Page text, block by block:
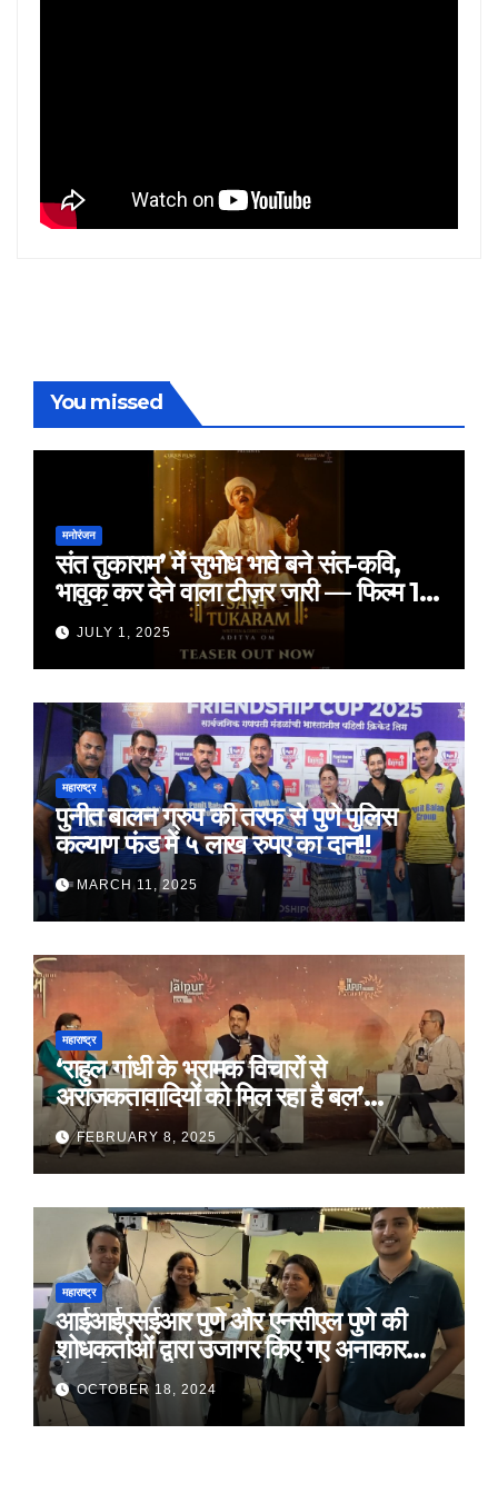
You missed
मनोरंजन
संत तुकाराम’ में सुभोध भावे बने संत-कवि,
भावुक कर देने वाला टीज़र जारी — फिल्म 18
जुलाई 2025 को होगी रिलीज़
JULY 1, 2025
महाराष्ट्र
पुनीत बालन ग्रुप की तरफ से पुणे पुलिस
कल्याण फंड में ५ लाख रुपए का दान!!
MARCH 11, 2025
महाराष्ट्र
‘राहुल गांधी के भ्रामक विचारों से
अराजकतावादियों को मिल रहा है बल’
मुख्यमंत्री देवेंद्र फडणवीस का आरोप
FEBRUARY 8, 2025
महाराष्ट्र
आईआईएसईआर पुणे और एनसीएल पुणे की
शोधकर्ताओं द्वारा उजागर किए गए अनाकार
ठोस विरूपण में संरचनात्मक दोषों की प्रमुख
भूमिका
OCTOBER 18, 2024